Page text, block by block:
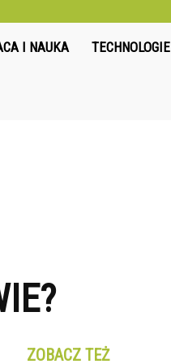
I NAUKA TECHNOLOGIE
ZOBACZ TEŻ